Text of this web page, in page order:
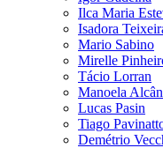
Ilca Maria
Isadora
Mario Sabino
Mirelle
Tácio Lorran
Manoela
Lucas Pasin
Tiago
Demétrio